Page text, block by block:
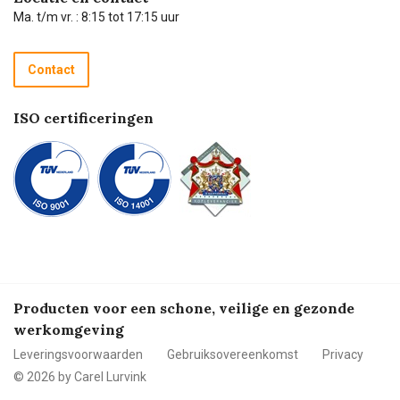
Technische dienst
Recycle programma
Betalen
Ma. t/m vr. : 8:15 tot 17:15 uur
Contact
ISO certificeringen
Producten voor een schone, veilige en gezonde
werkomgeving
Leveringsvoorwaarden Gebruiksovereenkomst
Privacy
© 2026 by Carel Lurvink